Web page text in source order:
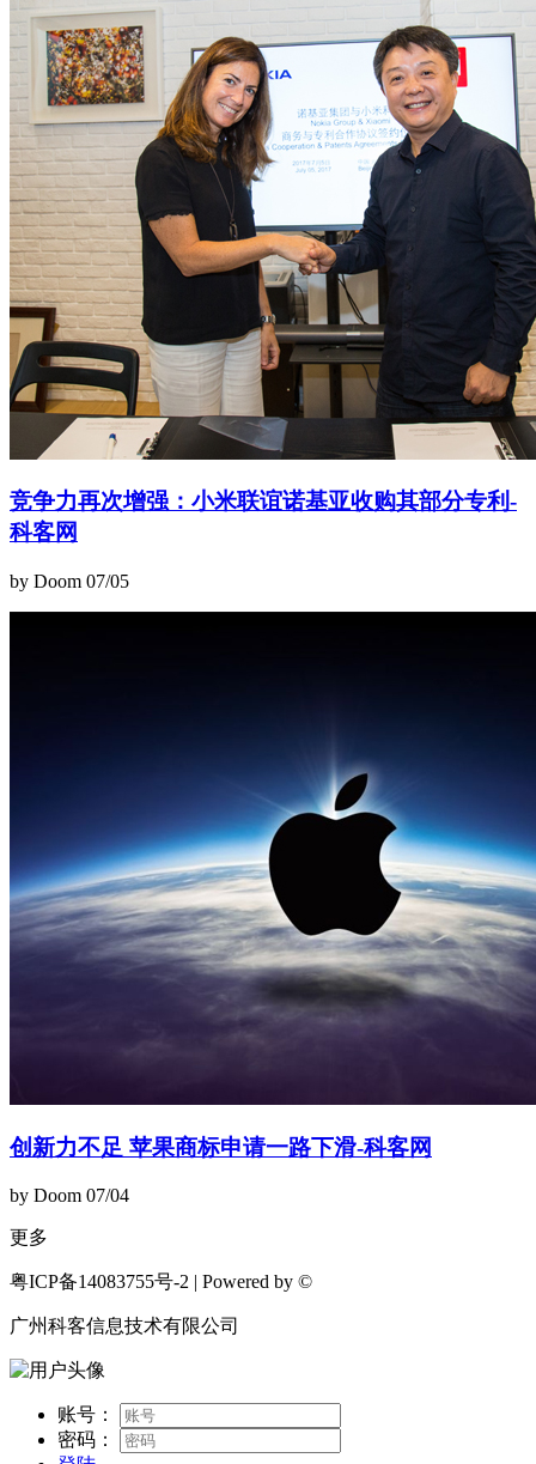
竞争力再次增强：小米联谊诺基亚收购其部分专利-
科客网
by Doom 07/05
创新力不足 苹果商标申请一路下滑-科客网
by Doom 07/04
更多
粤ICP备14083755号-2 | Powered by ©
广州科客信息技术有限公司
账号：
密码：